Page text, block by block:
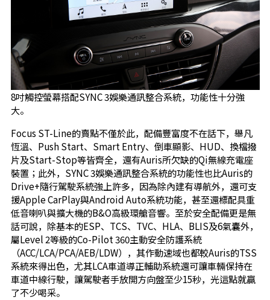
8吋觸控螢幕搭配SYNC 3娛樂通訊整合系統，功能性十分強
大。
Focus ST-Line的賣點不僅於此，配備豐富度不在話下，舉凡
恆溫、Push Start、Smart Entry、倒車顯影、HUD、換檔撥
片及Start-Stop等皆齊全，還有Auris所欠缺的Qi無線充電座
裝置；此外，SYNC 3娛樂通訊整合系統的功能性也比Auris的
Drive+隨行駕駛系統強上許多，因為除內建有導航外，還可支
援Apple CarPlay與Android Auto系統功能，甚至還標配具重
低音喇叭與擴大機的B&O高級環艙音響。至於安全配備更是無
話可說，除基本的ESP、TCS、TVC、HLA、BLIS及6氣囊外，
屬Level 2等級的Co-Pilot 360主動安全防護系統
（ACC/LCA/PCA/AEB/LDW），其作動速域也都較Auris的TSS
系統來得出色，尤其LCA車道導正輔助系統還可讓車輛保持在
車道中線行駛，讓駕駛者手放開方向盤至少15秒，光這點就贏
了不少喝采。